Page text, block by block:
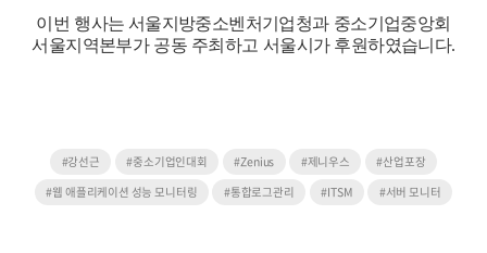
이번 행사는 서울지방중소벤처기업청과 중소기업중앙회
서울지역본부가 공동 주최하고 서울시가 후원하였습니다.
#강선근 #중소기업인대회 #Zenius #제니우스
#산업포장
#웹 애플리케이션 성능 모니터링
#통합로그관리 #ITSM #서버 모니터